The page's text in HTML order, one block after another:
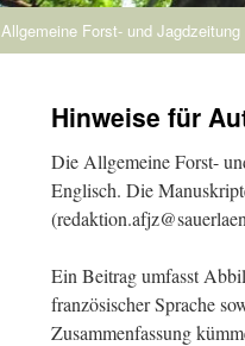
Allgemeine Forst- und Jagdzeitung
Hinweise für
Die Allgemeine Forst-
Englisch. Die
Ein Beitrag umfasst
französischer Sprache
Zusammenfassung